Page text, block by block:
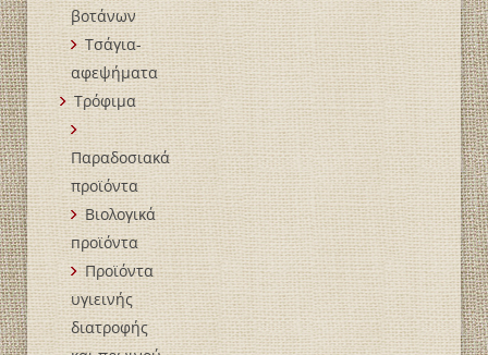
βοτάνων
Τσάγια-
αφεψήματα
Τρόφιμα
Παραδοσιακά
προϊόντα
Βιολογικά
пροϊόντα
Προϊόντα
υγιεινής
διατροφής